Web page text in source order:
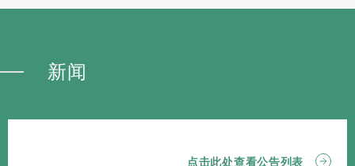
新闻
点击此处查看公告列表